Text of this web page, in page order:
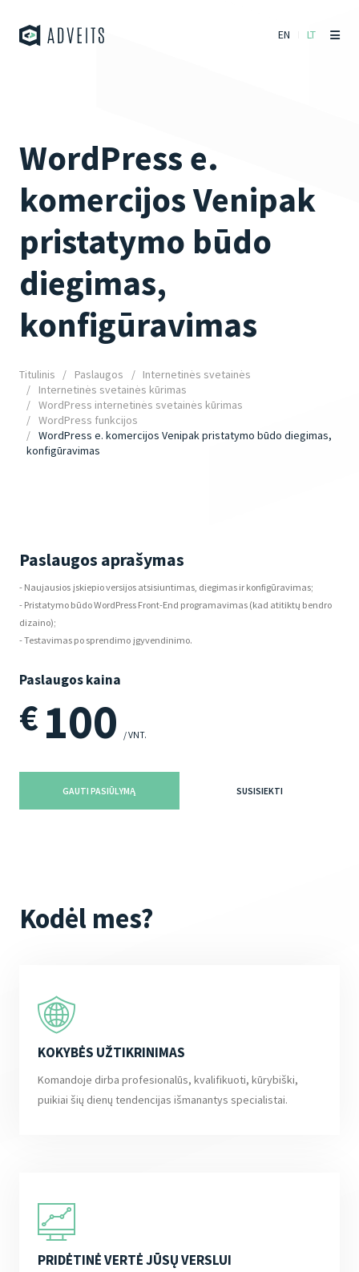
EN LT
WordPress e.
komercijos Venipak
pristatymo būdo
diegimas,
konfigūravimas
Titulinis Paslaugos
Internetinės svetainės
Internetinės svetainės kūrimas
WordPress internetinės svetainės kūrimas
WordPress funkcijos
WordPress e. komercijos Venipak pristatymo būdo diegimas,
konfigūravimas
Paslaugos aprašymas
- Naujausios įskiepio versijos atsisiuntimas, diegimas ir konfigūravimas;
- Pristatymo būdo WordPress Front-End programavimas (kad atitiktų bendro
dizaino);
- Testavimas po sprendimo įgyvendinimo.
Paslaugos kaina
€100 / VNT.
GAUTI PASIŪLYMĄ SUSISIEKTI
Kodėl mes?
KOKYBĖS UŽTIKRINIMAS
Komandoje dirba profesionalūs, kvalifikuoti, kūrybiški,
puikiai šių dienų tendencijas išmanantys specialistai.
PRIDĖTINĖ VERTĖ JŪSŲ VERSLUI